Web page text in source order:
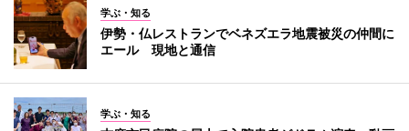
学ぶ・知る
伊勢・仏レストランでベネズエラ地震被災の仲間に
エール 現地と通信
学ぶ・知る